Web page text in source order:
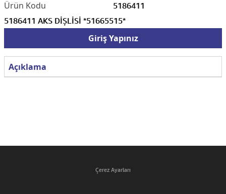
5186411
5186411 AKS DİŞLİSİ *51665515*
Giriş Yapınız
Açıklama
Çerez Ayarları